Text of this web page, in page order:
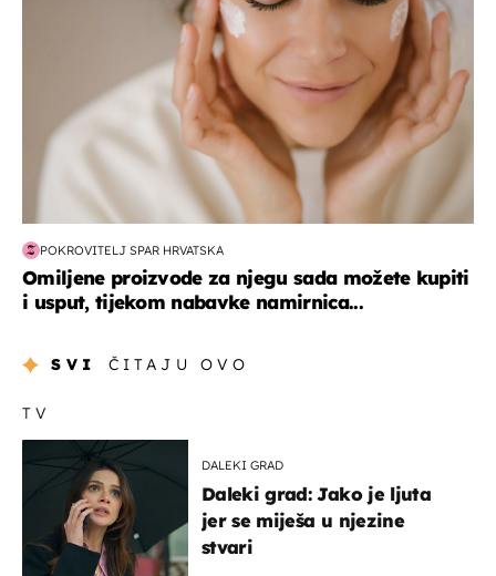
POKROVITELJ SPAR HRVATSKA
Omiljene proizvode za njegu sada možete kupiti
i usput, tijekom nabavke namirnica...
SVI ČITAJU OVO
TV
DALEKI GRAD
Daleki grad: Jako je ljuta
jer se miješa u njezine
stvari